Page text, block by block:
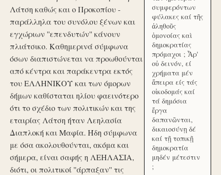
Λάτση καθώς και ο Προκοπίου -
παράλληλα του συνόλου ξένων και
εγχώριων ''επενδυτών'' κάνουν
πλιάτσικο. Καθημερινά σύμφωνα
όσων διαπιστώνεται να προωθούνται
από κέντρα και παράκεντρα εκτός
του ΕΛΛΗΝΙΚΟΥ και των όμορων
δήμων καθίσταται ηλίου φαεινότερο
ότι το σχέδιο των πολιτικών και της
εταιρίας Λάτση ήταν Λεηλασία
Διαπλοκή και Μαφία. Ήδη σύμφωνα
με όσα ακολουθούνται, ακόμα και
σήμερα, είναι σαφής η ΛΕΗΛΑΣΙΑ,
διότι, οι πολιτικοί ''άρπαξαν'' τις
συμφερόντων
φύλακες καί τῆς
ἀληθοῦς
ὁμονοίας καὶ
δημοκρατίας
πρόμαχοι ; Ἆρ'
οὐ δεινόν, εί
χρήματα μέν
ἄπειρα είς τάς
οἰκοδομάς καί
τά δημόσια
ἔργα
δαπανῶνται,
δικαιοσύνῃ δέ
καί τῇ τοπικῇ
δημοκρατία
μηδέν μέτεστιν
;